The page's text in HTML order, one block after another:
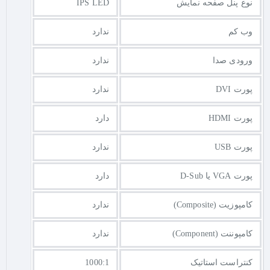
نوع پنل صفحه نمایش IPS LED
وب کم ندارد
ورودی صدا ندارد
پورت DVI ندارد
پورت HDMI دارد
پورت USB ندارد
پورت VGA یا D-Sub دارد
کامپوزیت (Composite) ندارد
کامپوننت (Component) ندارد
کنتراست استاتیک 1000:1